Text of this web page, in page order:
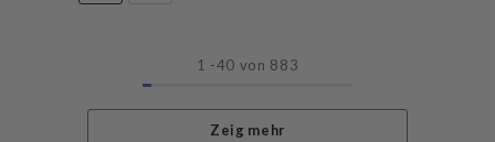
1 -40 von 883
Zeig mehr